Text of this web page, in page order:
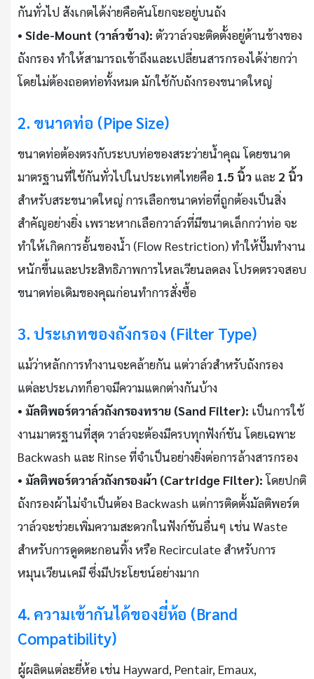
กันทั่วไป สังเกตได้ง่ายคือคันโยกจะอยู่บนถัง
• Side-Mount (วาล์วข้าง): ตัววาล์วจะติดตั้งอยู่ด้านข้างของ
ถังกรอง ทำให้สามารถเข้าถึงและเปลี่ยนสารกรองได้ง่ายกว่า
โดยไม่ต้องถอดท่อทั้งหมด มักใช้กับถังกรองขนาดใหญ่
2. ขนาดท่อ (Pipe Size)
ขนาดท่อต้องตรงกับระบบท่อของสระว่ายน้ำคุณ โดยขนาด
มาตรฐานที่ใช้กันทั่วไปในประเทศไทยคือ 1.5 นิ้ว และ 2 นิ้ว
สำหรับสระขนาดใหญ่ การเลือกขนาดท่อที่ถูกต้องเป็นสิ่ง
สำคัญอย่างยิ่ง เพราะหากเลือกวาล์วที่มีขนาดเล็กกว่าท่อ จะ
ทำให้เกิดการอั้นของน้ำ (Flow Restriction) ทำให้ปั๊มทำงาน
หนักขึ้นและประสิทธิภาพการไหลเวียนลดลง โปรดตรวจสอบ
ขนาดท่อเดิมของคุณก่อนทำการสั่งซื้อ
3. ประเภทของถังกรอง (Filter Type)
แม้ว่าหลักการทำงานจะคล้ายกัน แต่วาล์วสำหรับถังกรอง
แต่ละประเภทก็อาจมีความแตกต่างกันบ้าง
• มัลติพอร์ตวาล์วถังกรองทราย (Sand Filter): เป็นการใช้
งานมาตรฐานที่สุด วาล์วจะต้องมีครบทุกฟังก์ชัน โดยเฉพาะ
Backwash และ Rinse ที่จำเป็นอย่างยิ่งต่อการล้างสารกรอง
• มัลติพอร์ตวาล์วถังกรองผ้า (Cartridge Filter):โดยปกติ
ถังกรองผ้าไม่จำเป็นต้อง Backwash แต่การติดตั้งมัลติพอร์ต
วาล์วจะช่วยเพิ่มความสะดวกในฟังก์ชันอื่นๆ เช่น Waste
สำหรับการดูดตะกอนทิ้ง หรือ Recirculate สำหรับการ
หมุนเวียนเคมี ซึ่งมีประโยชน์อย่างมาก
4. ความเข้ากันได้ของยี่ห้อ (Brand
Compatibility)
ผู้ผลิตแต่ละยี่ห้อ เช่น Hayward, Pentair, Emaux,